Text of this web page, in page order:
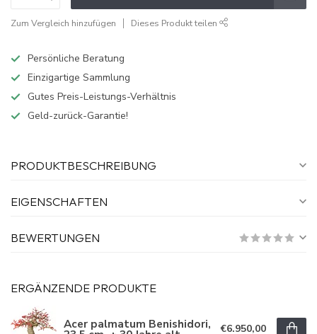
Zum Vergleich hinzufügen Dieses Produkt teilen
Persönliche Beratung
Einzigartige Sammlung
Gutes Preis-Leistungs-Verhältnis
Geld-zurück-Garantie!
PRODUKTBESCHREIBUNG
EIGENSCHAFTEN
BEWERTUNGEN
ERGÄNZENDE PRODUKTE
Acer palmatum Benishidori, €6.950,00